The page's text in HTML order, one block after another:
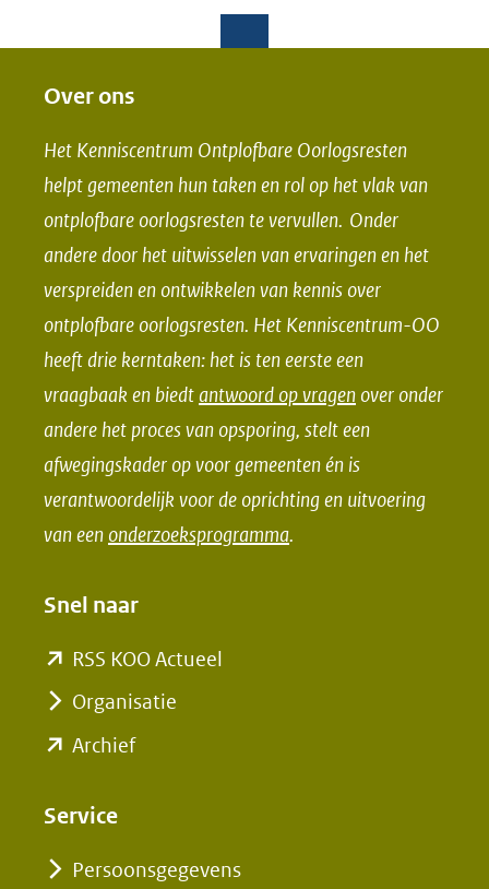
o
p
F
a
c
e
b
o
o
k
(opent
nieuw
naar
andere
o
p
L
i
n
k
e
d
I
(opent
nieuw
naar
andere
Over ons
Het Kenniscentrum Ontplofbare Oorlogsresten
helpt gemeenten hun taken en rol op het vlak van
ontplofbare oorlogsresten te vervullen. Onder
andere door het uitwisselen van ervaringen en het
verspreiden en ontwikkelen van kennis over
ontplofbare oorlogsresten. Het Kenniscentrum-OO
heeft drie kerntaken: het is ten eerste een
vraagbaak en biedtantwoord op vragen over onder
andere het proces van opsporing, stelt een
afwegingskader op voor gemeenten én is
verantwoordelijk voor de oprichting en uitvoering
van een onderzoeksprogramma.
Snel naar
RSS KOO Actueel
een
Organisatie
Archief(opent
(verwijst
Service
Persoonsgegevens